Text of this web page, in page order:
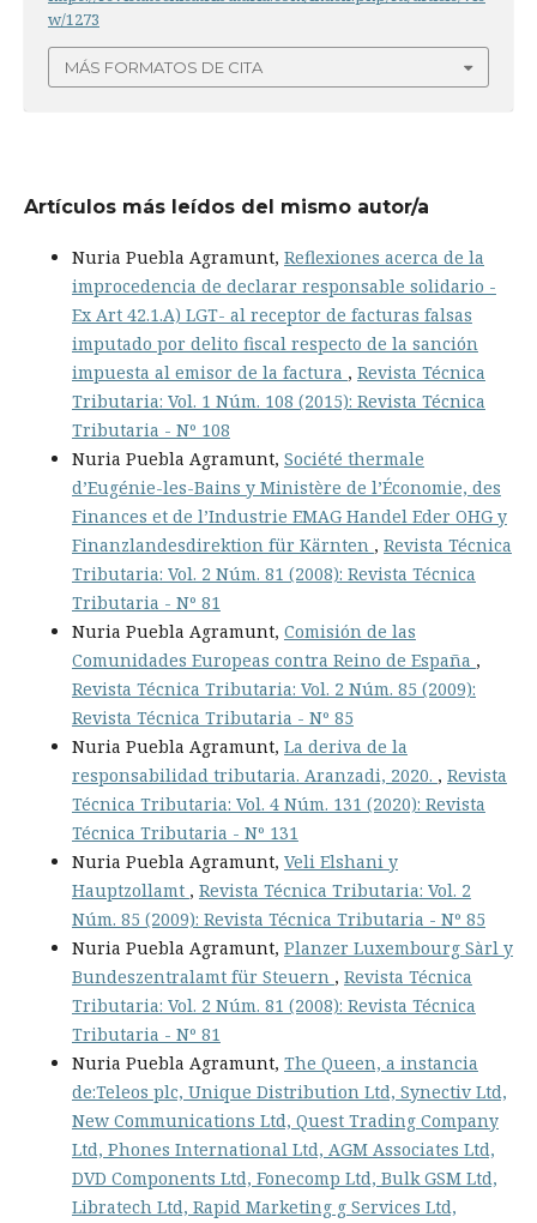
w/1273
MÁS FORMATOS DE CITA
Artículos más leídos del mismo autor/a
Nuria Puebla Agramunt, Reflexiones acerca de la
improcedencia de declarar responsable solidario -
Ex Art 42.1.A) LGT- al receptor de facturas falsas
imputado por delito fiscal respecto de la sanción
impuesta al emisor de la factura , Revista Técnica
Tributaria: Vol. 1 Núm. 108 (2015): Revista Técnica
Tributaria - Nº 108
Nuria Puebla Agramunt, Société thermale
d’Eugénie-les-Bains y Ministère de l’Économie, des
Finances et de l’Industrie EMAG Handel Eder OHG y
Finanzlandesdirektion für Kärnten , Revista Técnica
Tributaria: Vol. 2 Núm. 81 (2008): Revista Técnica
Tributaria - Nº 81
Nuria Puebla Agramunt, Comisión de las
Comunidades Europeas contra Reino de España ,
Revista Técnica Tributaria: Vol. 2 Núm. 85 (2009):
Revista Técnica Tributaria - Nº 85
Nuria Puebla Agramunt, La deriva de la
responsabilidad tributaria. Aranzadi, 2020. , Revista
Técnica Tributaria: Vol. 4 Núm. 131 (2020): Revista
Técnica Tributaria - Nº 131
Nuria Puebla Agramunt, Veli Elshani y
Hauptzollamt , Revista Técnica Tributaria: Vol. 2
Núm. 85 (2009): Revista Técnica Tributaria - Nº 85
Nuria Puebla Agramunt, Planzer Luxembourg Sàrl y
Bundeszentralamt für Steuern , Revista Técnica
Tributaria: Vol. 2 Núm. 81 (2008): Revista Técnica
Tributaria - Nº 81
Nuria Puebla Agramunt, The Queen, a instancia
de:Teleos plc, Unique Distribution Ltd, Synectiv Ltd,
New Communications Ltd, Quest Trading Company
Ltd, Phones International Ltd, AGM Associates Ltd,
DVD Components Ltd, Fonecomp Ltd, Bulk GSM Ltd,
Libratech Ltd, Rapid Marketing g Services Ltd,